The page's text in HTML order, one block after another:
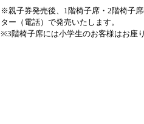
※親子券発売後、1階椅子席・2階椅子
ター（電話）で発売いたします。
※3階椅子席には小学生のお客様はお座